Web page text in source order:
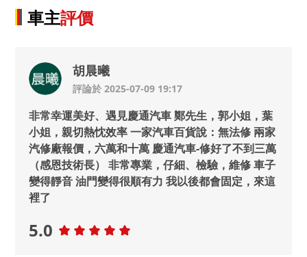
車主評價
胡晨曦
評論於 2025-07-09 19:17
非常幸運美好、遇見慶通汽車 鄭先生，郭小姐，葉
小姐，親切熱忱效率 一家汽車百貨說：無法修 兩家
汽修廠報價，六萬和十萬 慶通汽車-修好了不到三萬
（感恩技術長） 非常專業，仔細、檢驗，維修 車子
變得靜音 油門變得很順有力 我以後都會固定，來這
裡了
5.0